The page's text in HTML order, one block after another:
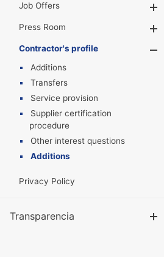
Job Offers
Press Room
Contractor's profile
Additions
Transfers
Service provision
Supplier certification
procedure
Other interest questions
Additions
Privacy Policy
Transparencia